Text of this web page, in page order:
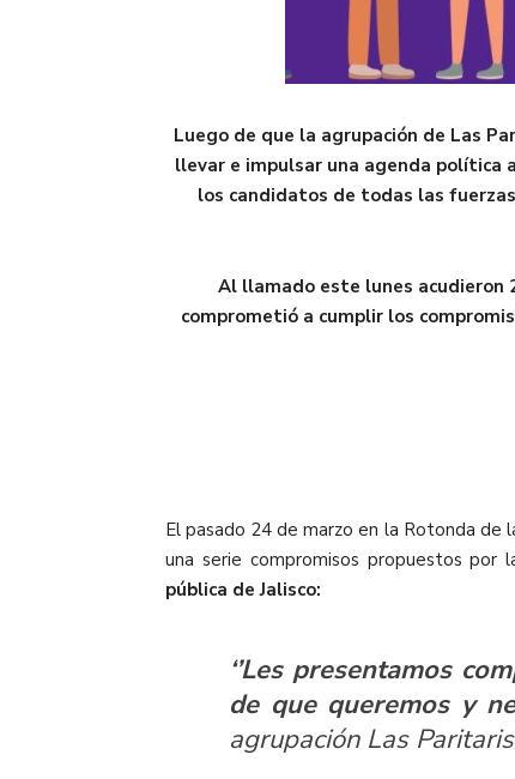
Luego de que la agrupación de Las
llevar e impulsar una agenda política
los candidatos de todas las
Al llamado este lunes acudieron
comprometió a cumplir los
El pasado 24 de marzo en la Rotonda de
una serie compromisos propuestos por
pública de Jalisco:
‘’Les presentamos
de que queremos y
agrupación Las